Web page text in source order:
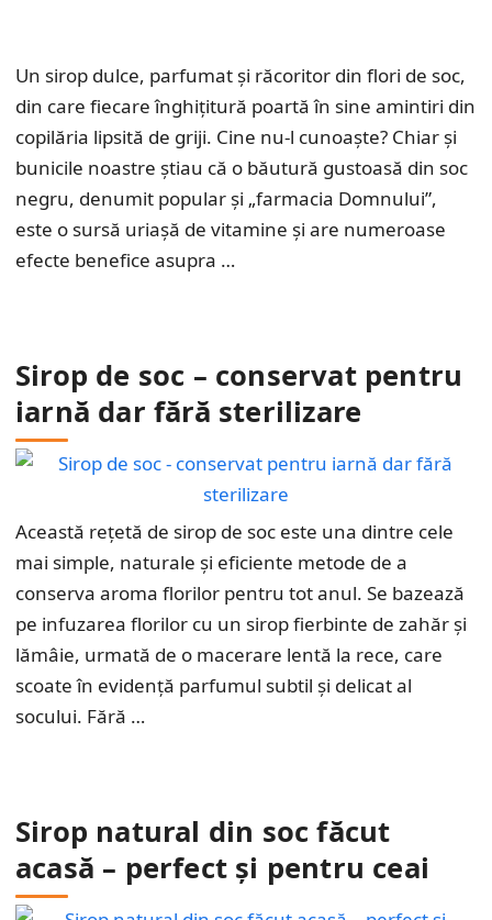
Un sirop dulce, parfumat și răcoritor din flori de soc,
din care fiecare înghițitură poartă în sine amintiri din
copilăria lipsită de griji. Cine nu-l cunoaște? Chiar și
bunicile noastre știau că o băutură gustoasă din soc
negru, denumit popular și „farmacia Domnului”,
este o sursă uriașă de vitamine și are numeroase
efecte benefice asupra …
Sirop de soc – conservat pentru
iarnă dar fără sterilizare
Această rețetă de sirop de soc este una dintre cele
mai simple, naturale și eficiente metode de a
conserva aroma florilor pentru tot anul. Se bazează
pe infuzarea florilor cu un sirop fierbinte de zahăr și
lămâie, urmată de o macerare lentă la rece, care
scoate în evidență parfumul subtil și delicat al
socului. Fără …
Sirop natural din soc făcut
acasă – perfect și pentru ceai